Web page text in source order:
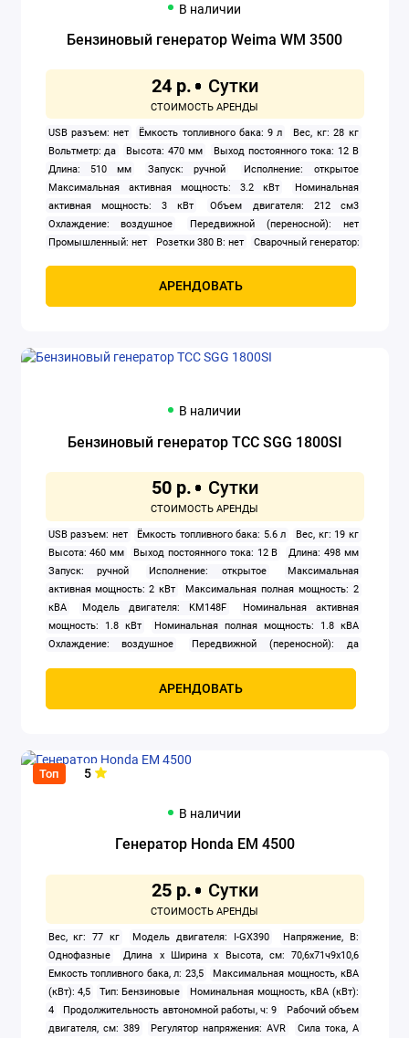
В наличии
Бензиновый генератор Weima WM 3500
24 р.
USB разъем: нет Ёмкость топливного бака: 9 л
Вес, кг: 28 кг
Вольтметр: да
Высота: 470 мм
Выход постоянного тока: 12 В
Длина: 510 мм
Запуск: ручной
Исполнение: открытое
Максимальная активная мощность: 3.2 кВт
Номинальная
активная мощность: 3 кВт
Объем двигателя: 212 см3
Охлаждение: воздушное
Передвижной (переносной): нет
Промышленный: нет
Розетки 380 В: нет
Сварочный генератор:
двигателя внутреннего сгорания: четырехтактный
АРЕНДОВАТЬ
В наличии
Бензиновый генератор ТСС SGG 1800SI
50 р.
USB разъем: нет Ёмкость топливного бака: 5.6 л
Вес, кг: 19 кг
Высота: 460 мм
Выход постоянного тока: 12 В
Длина: 498 мм
Запуск: ручной
Исполнение: открытое
Максимальная
активная мощность: 2 кВт
Максимальная полная мощность: 2
кВА
Модель двигателя: KM148F
Номинальная активная
мощность: 1.8 кВт
Номинальная полная мощность: 1.8 кВА
Охлаждение: воздушное
Передвижной (переносной): да
АРЕНДОВАТЬ
Топ 5
В наличии
Генератор Honda EM 4500
25 р.
Вес, кг: 77 кг Модель двигателя: I-GX390
Напряжение, В:
Однофазные
Длина х Ширина х Высота, см: 70,6x71ч9x10,6
Емкость топливного бака, л: 23,5
Максимальная мощность, кВА
(кВт): 4,5
Тип: Бензиновые
Номинальная мощность, кВА (кВт):
4
Продолжительность автономной работы, ч: 9
Рабочий объем
двигателя, см: 389
Регулятор напряжения: AVR Сила тока, А